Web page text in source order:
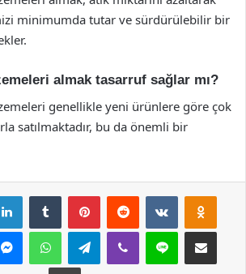
minimumda tutar ve sürdürülebilir bir
almak tasarruf sağlar mı?
genellikle yeni ürünlere göre çok
satılmaktadır, bu da önemli bir
LinkedInTumblr PinterestReddit VKontakte
MessengerWhatsAppTelegramViber Line E-Posta ile
Yazdır